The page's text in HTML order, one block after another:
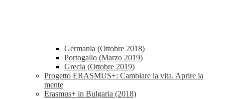
Germania (Ottobre 2018)
Portogallo (Marzo 2019)
Grecia (Ottobre 2019)
Progetto ERASMUS+: Cambiare la vita. Aprire la
mente
Erasmus+ in Bulgaria (2018)